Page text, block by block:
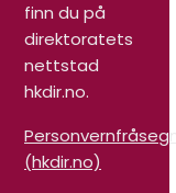
finn du på
direktoratets
nettstad
hkdir.no.
(hkdir.no)